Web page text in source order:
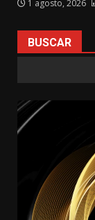
1 agosto, 2026
BUSCAR